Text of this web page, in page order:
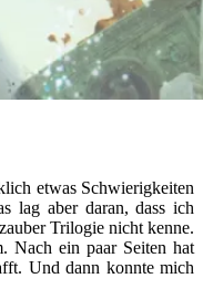
etwas Schwierigkeiten
lag aber daran, dass ich
Trilogie nicht kenne.
Nach ein paar Seiten hat
Und dann konnte mich